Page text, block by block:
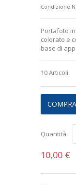
CHI SIAMO
LUDICA E
Condizione
Portafoto
colorato e
base di
10Articoli
Quantità:
10,00 €